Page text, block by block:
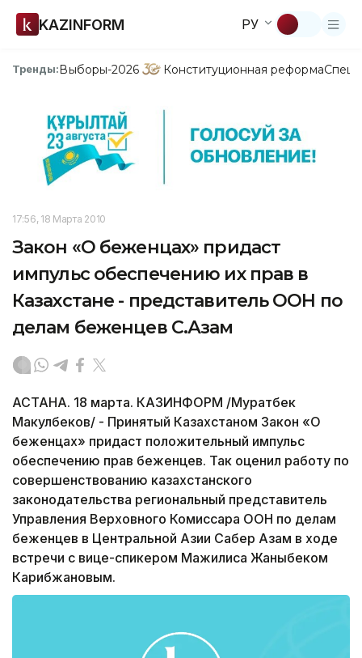
KAZINFORM РУ
Тренды:Выборы-2026 Конституционная реформа
17:56, 18 Марта 2010
Закон «О беженцах» придаст
импульс обеспечению их прав в
Казахстане - представитель ООН по
делам беженцев С.Азам
АСТАНА. 18 марта. КАЗИНФОРМ /Муратбек
Макулбеков/ - Принятый Казахстаном Закон «О
беженцах» придаст положительный импульс
обеспечению прав беженцев. Так оценил работу по
совершенствованию казахстанского
законодательства региональный представитель
Управления Верховного Комиссара ООН по делам
беженцев в Центральной Азии Сабер Азам в ходе
встречи с вице-спикером Мажилиса Жаныбеком
Карибжановым.